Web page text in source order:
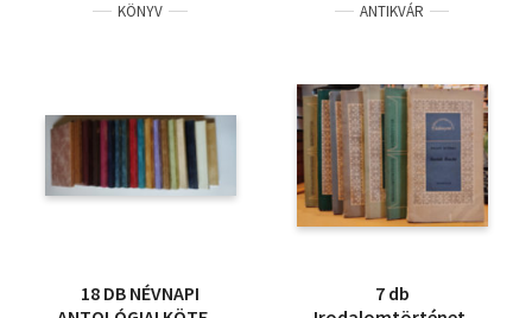
KÖNYV
18 DB NÉVNAPI
ANTIKVÁR
7 db